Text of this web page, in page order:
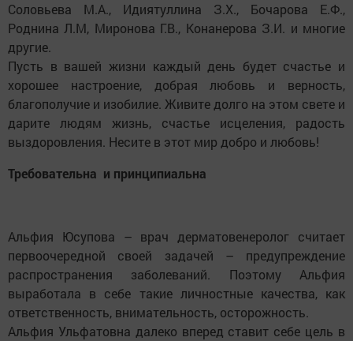
Соловьева М.А., Идиятуллина З.Х., Бочарова Е.Ф.,
Роднина Л.М, Миронова Г.В., Конанерова З.И. и многие
другие.
Пусть в вашей жизни каждый день будет счастье и
хорошее настроение, добрая любовь и верность,
благополучие и изобилие. Живите долго на этом свете и
дарите людям жизнь, счастье исцеления, радость
выздоровления. Несите в этот мир добро и любовь!
Требовательна и принципиальна
Альфия Юсупова – врач дерматовенеролог считает
первоочередной своей задачей – предупреждение
распространения заболеваний. Поэтому Альфия
выработала в себе такие личностные качества, как
ответственность, внимательность, осторожность.
Альфия Ульфатовна далеко вперед ставит себе цель в